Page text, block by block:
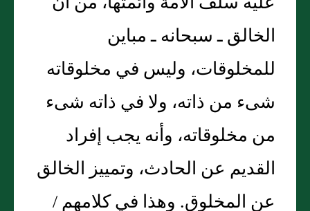
الخالق ـ سبحانه ـ مباين
للمخلوقات، وليس في مخلوقاته
شىء من ذاته، ولا في ذاته شىء
من مخلوقاته، وأنه يجب إفراد
القديم عن الحادث، وتمييز الخالق
عن المخلوق‏.‏ وهذا في كلامهم /